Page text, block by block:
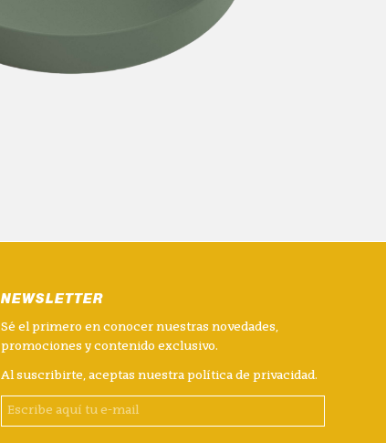
NEWSLETTER
Sé el primero en conocer nuestras novedades,
promociones y contenido exclusivo.
Al suscribirte, aceptas nuestrapolítica de privacidad.